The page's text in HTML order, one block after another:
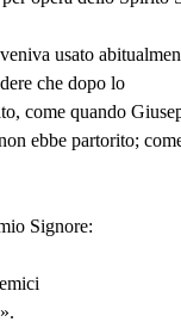
veniva usato
che dopo lo
come quando
ebbe partorito;
Signore: